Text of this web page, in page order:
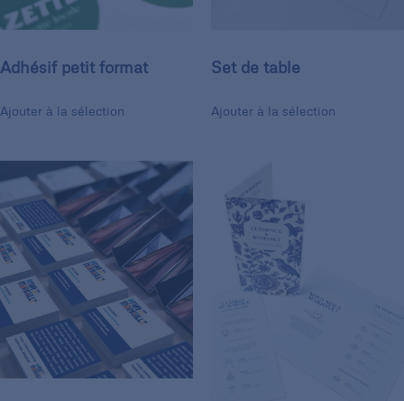
Adhésif petit format
Ajouter à la sélection
Set de table
Ajouter à la sélection